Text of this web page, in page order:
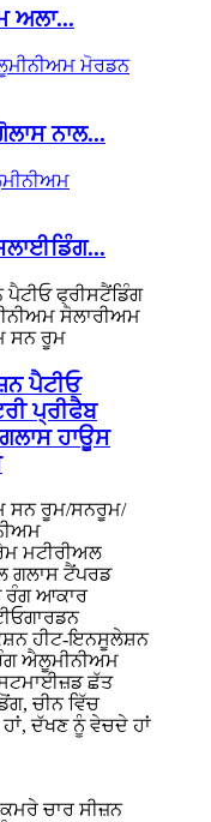
ਅਲਾ...
ਨਾਲ...
ਪੈਟੀਓ
ਪ੍ਰੀਫੈਬ
ਹਾਊਸ
ਸਨ ਰੂਮ/ਸਨਰੂਮ/
ਮਟੀਰੀਅਲ
ਗਲਾਸ ਟੈਂਪਰਡ
ਰੰਗ ਆਕਾਰ
ਹੀਟ-ਇਨਸੂਲੇਸ਼ਨ
ਐਲੂਮੀਨੀਅਮ
ਛੱਤ
ਚੀਨ ਵਿੱਚ
ਦੱਖਣ ਨੂੰ ਵੇਚਦੇ ਹਾਂ